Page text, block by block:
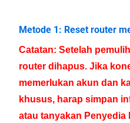
Metode 1: Reset router
Catatan: Setelah
router dihapus. Jika
memerlukan akun dan
khusus, harap simpan
atau tanyakan Penyedia